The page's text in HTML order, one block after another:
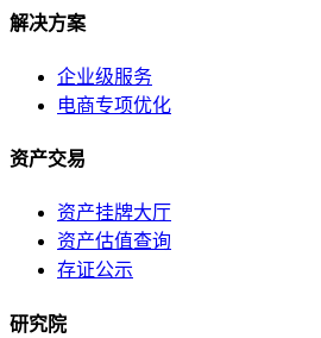
解决方案
企业级服务
电商专项优化
资产交易
资产挂牌大厅
资产估值查询
存证公示
研究院